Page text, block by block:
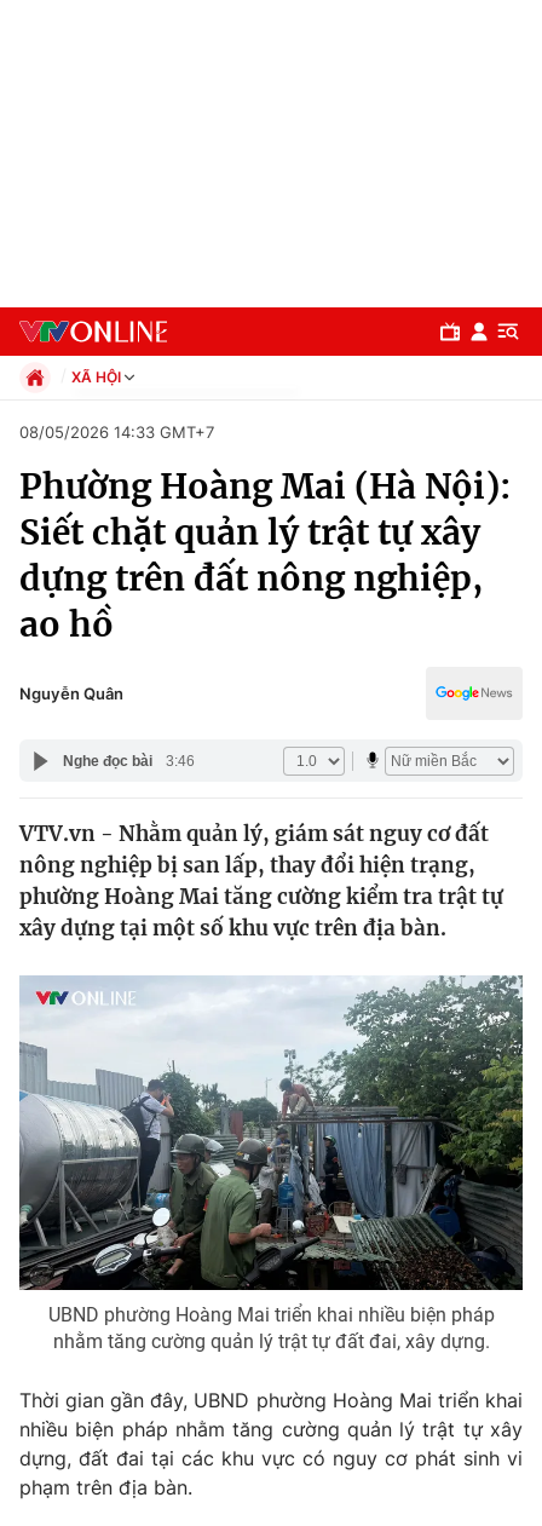
Chuyên mục
Chính trị
Xã hội
Pháp luật
Y tế
Thế giới
Tin tức
Thế giới đó đây
Câu chuyện quốc tế
Kinh tế
Thị trường
Góc doanh nghiệp
Dữ liệu và đời sống
Truyền hình
Phim VTV
Hậu trường
Nhân vật
Khán giả
Giải sao mai
Giải trí
Điện ảnh
Âm nhạc
Sao
Đời sống
Du lịch
Làm đẹp
Chất lượng cuộc sống
Giáo dục
Tuyển sinh
Học trực tuyến
Công nghệ
Sản phẩm
Thị trường
Giao lưu trực tuyến
Lịch phát sóng
XÃ HỘI
Xã hội
Pháp luật
Kinh tế
Thể thao
Truyền hình
Văn hóa - Giải trí
Y tế
Công nghệ
08/05/2026 14:33 GMT+7
Phường Hoàng Mai (Hà Nội):
Siết chặt quản lý trật tự xây
dựng trên đất nông nghiệp,
ao hồ
Nguyễn Quân
Nghe đọc bài 3:46
VTV.vn - Nhằm quản lý, giám sát nguy cơ đất
nông nghiệp bị san lấp, thay đổi hiện trạng,
phường Hoàng Mai tăng cường kiểm tra trật tự
xây dựng tại một số khu vực trên địa bàn.
UBND phường Hoàng Mai triển khai nhiều biện pháp
nhằm tăng cường quản lý trật tự đất đai, xây dựng.
Thời gian gần đây, UBND phường Hoàng Mai triển khai
nhiều biện pháp nhằm tăng cường quản lý trật tự xây
dựng, đất đai tại các khu vực có nguy cơ phát sinh vi
phạm trên địa bàn.